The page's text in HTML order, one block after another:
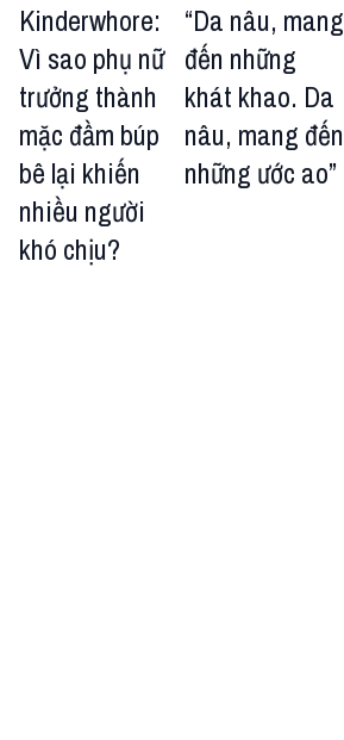
Kinderwhore:
Vì sao phụ nữ
trưởng thành
mặc đầm búp
bê lại khiến
nhiều người
khó chịu?
“Da nâu, mang
đến những
khát khao. Da
nâu, mang đến
những ước ao”